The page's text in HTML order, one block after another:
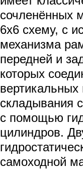
сочленённых
6х6 схему, с
механизма
передней и
которых
складывания
с помощью
цилиндров.
самоходной